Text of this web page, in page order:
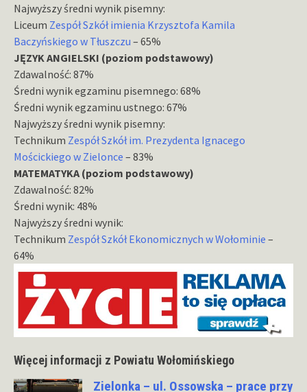
Najwyższy średni wynik pisemny:
Liceum Zespół Szkół imienia Krzysztofa Kamila
Baczyńskiego w Tłuszczu – 65%
JĘZYK ANGIELSKI (poziom podstawowy)
Zdawalność: 87%
Średni wynik egzaminu pisemnego: 68%
Średni wynik egzaminu ustnego: 67%
Najwyższy średni wynik pisemny:
Technikum Zespół Szkół im. Prezydenta Ignacego
Mościckiego w Zielonce – 83%
MATEMATYKA (poziom podstawowy)
Zdawalność: 82%
Średni wynik: 48%
Najwyższy średni wynik:
Technikum Zespół Szkół Ekonomicznych w Wołominie –
64%
Więcej informacji z Powiatu Wołomińskiego
Zielonka – ul. Ossowska – prace przy